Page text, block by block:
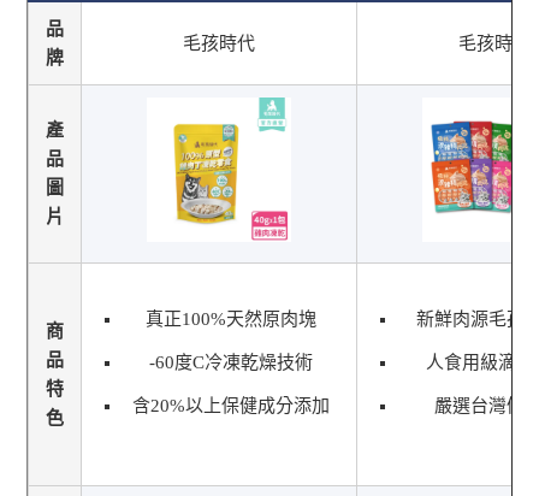
品
牌
毛孩時代 毛孩時代
產
品
圖
片
商
品
特
色
真正100%天然原肉塊
-60度C冷凍乾燥技術
含20%以上保健成分添加
新鮮肉源毛孩
人食用級滴雞
嚴選台灣優